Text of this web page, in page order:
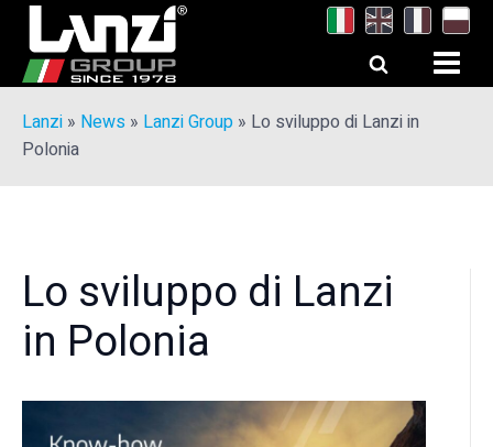
Lanzi » News » Lanzi Group » Lo sviluppo di Lanzi in
Polonia
Lo sviluppo di Lanzi
in Polonia